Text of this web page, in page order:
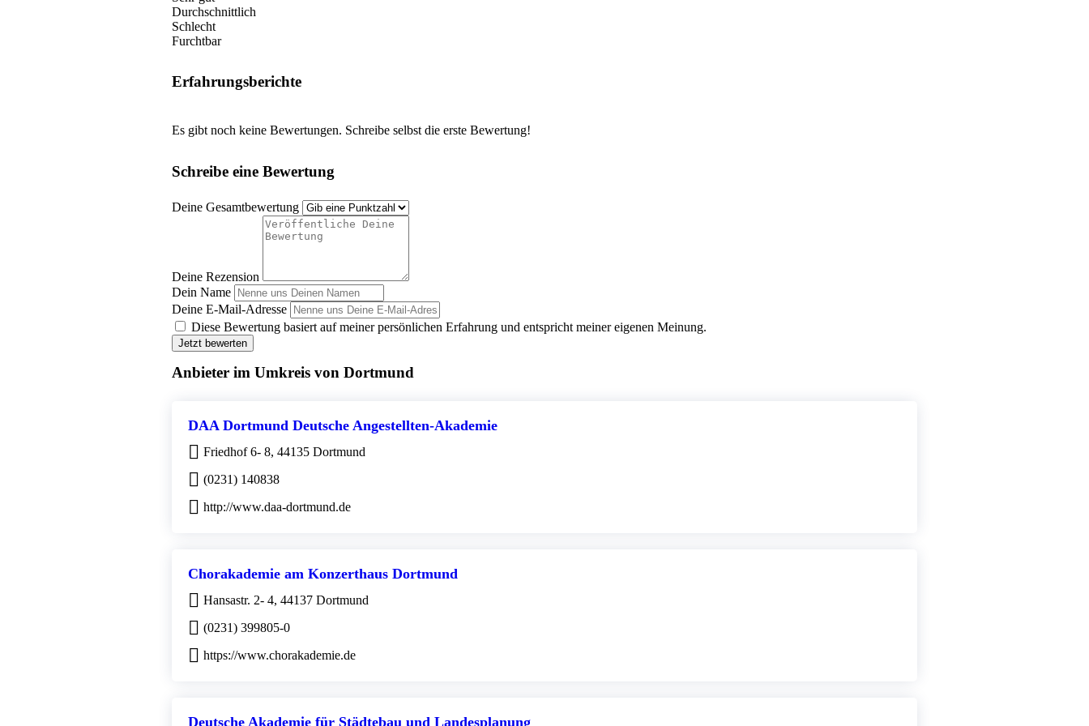
Durchschnittlich
Schlecht
Furchtbar
Erfahrungsberichte
Es gibt noch keine Bewertungen. Schreibe selbst die erste Bewertung!
Schreibe eine Bewertung
Deine Gesamtbewertung
Deine Rezension
Dein Name
Deine E-Mail-Adresse
Diese Bewertung basiert auf meiner persönlichen Erfahrung und entspricht meiner eigenen Meinung.
Jetzt bewerten
Anbieter im Umkreis von Dortmund
DAA Dortmund Deutsche Angestellten-Akademie
Friedhof 6- 8, 44135 Dortmund
(0231) 140838
http://www.daa-dortmund.de
Chorakademie am Konzerthaus Dortmund
Hansastr. 2- 4, 44137 Dortmund
(0231) 399805-0
https://www.chorakademie.de
Deutsche Akademie für Städtebau und Landesplanung